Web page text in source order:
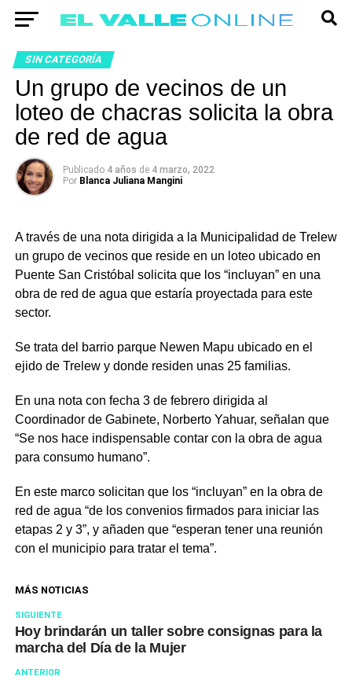
SIN CATEGORÍA
Un grupo de vecinos de un
loteo de chacras solicita la obra
de red de agua
Publicado 4 años de 4 marzo, 2022
Por Blanca Juliana Mangini
A través de una nota dirigida a la Municipalidad de Trelew
un grupo de vecinos que reside en un loteo ubicado en
Puente San Cristóbal solicita que los “incluyan” en una
obra de red de agua que estaría proyectada para este
sector.
Se trata del barrio parque Newen Mapu ubicado en el
ejido de Trelew y donde residen unas 25 familias.
En una nota con fecha 3 de febrero dirigida al
Coordinador de Gabinete, Norberto Yahuar, señalan que
“Se nos hace indispensable contar con la obra de agua
para consumo humano”.
En este marco solicitan que los “incluyan” en la obra de
red de agua “de los convenios firmados para iniciar las
etapas 2 y 3”, y añaden que “esperan tener una reunión
con el municipio para tratar el tema”.
MÁS NOTICIAS
SIGUIENTE
Hoy brindarán un taller sobre consignas para la
marcha del Día de la Mujer
ANTERIOR